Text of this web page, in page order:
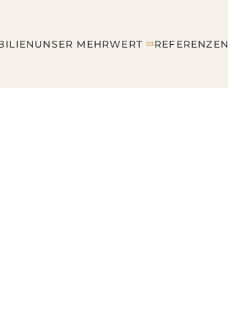
UNSER MEHRWERT 03REFERENZEN